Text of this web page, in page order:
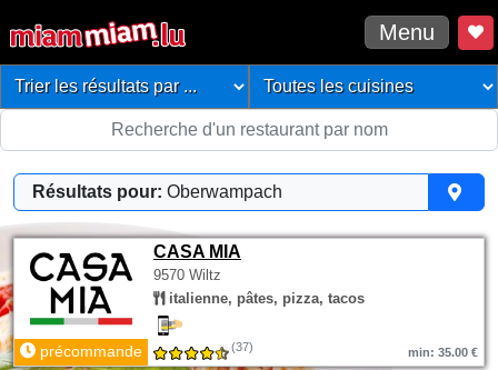
Menu
Résultats pour: Oberwampach
CASA MIA
9570 Wiltz
italienne, pâtes, pizza, tacos
précommande (37) min: 35.00 €